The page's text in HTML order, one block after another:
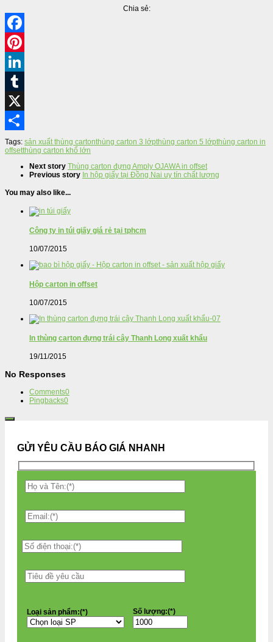
Chia sẻ:
Share
Tags: sản xuất thùng cartonthùng carton 3 lớpthùng carton 5 lớpthùng carton in
offsetthùng carton khổ lớn
Next story Thùng carton đựng Amply OJAWA in offset
Previous story In hộp giấy tại Đồng Nai uy tín chất lượng
You may also like...
Công ty in túi giấy giá rẻ tại tphcm
10/07/2015
Hộp carton in offset
10/07/2015
In thùng carton đựng trái cây Thanh Long xuất khẩu
19/11/2015
No Responses
Comments0
Pingbacks0
GỬI YÊU CẦU BÁO GIÁ NHANH
Loại sản phẩm:(*) Số lượng:(*)